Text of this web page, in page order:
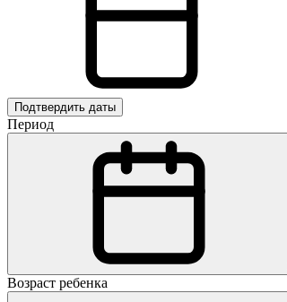
Подтвердить даты
Период
Возраст ребенка